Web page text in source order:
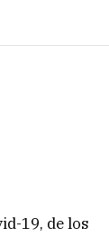
19, de los